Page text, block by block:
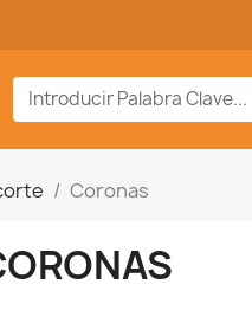
Coronas